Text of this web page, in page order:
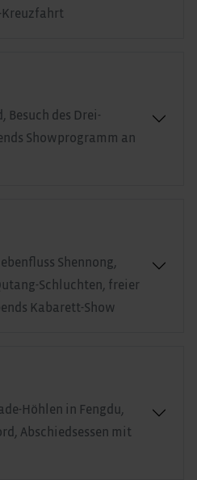
Kreuzfahrt
Besuch des Drei-
Showprogramm an
Shennong,
Schluchten, freier
Kabarett-Show
Höhlen in Fengdu,
Abschiedsessen mit